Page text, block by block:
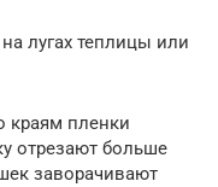
лугах теплицы или
краям пленки
отрезают больше
заворачивают